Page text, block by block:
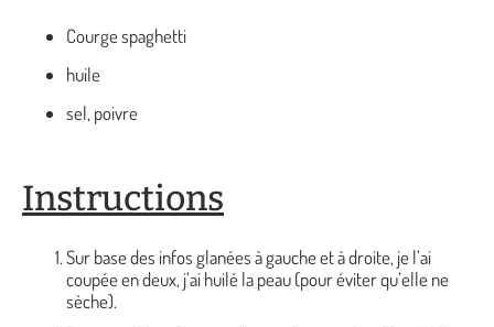
Courge spaghetti
huile
sel, poivre
Instructions
Sur base des infos glanées à gauche et à droite, je l’ai
coupée en deux, j’ai huilé la peau (pour éviter qu’elle ne
sèche).